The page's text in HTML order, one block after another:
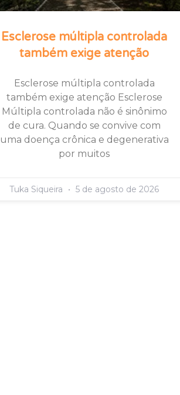
Esclerose múltipla controlada
também exige atenção
Esclerose múltipla controlada
também exige atenção Esclerose
Múltipla controlada não é sinônimo
de cura. Quando se convive com
uma doença crônica e degenerativa
por muitos
Tuka Siqueira 5 de agosto de 2026